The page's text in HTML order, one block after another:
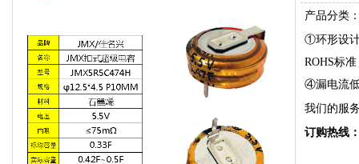
产品分类
①环形设
ROHS标
④漏电流
我们的服
订购热线